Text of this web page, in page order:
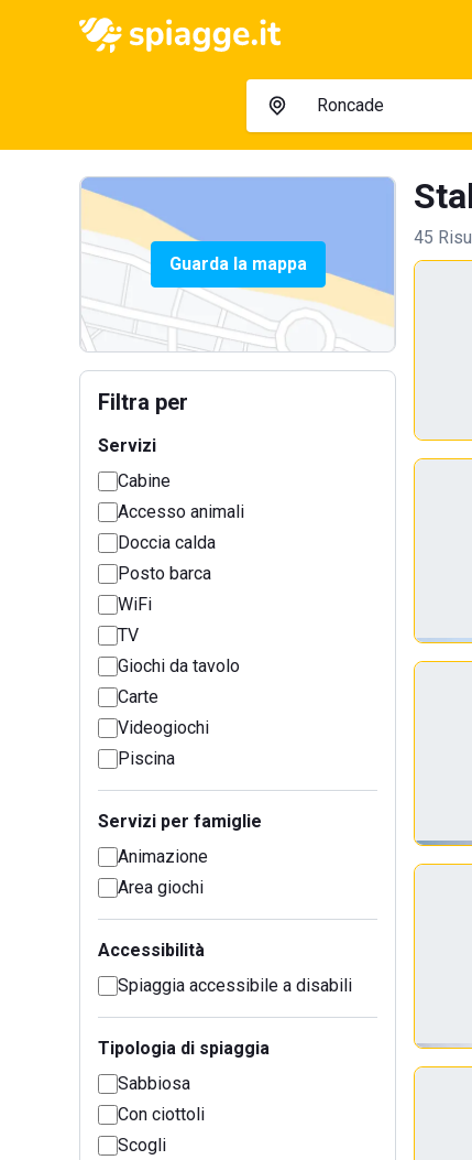
Guarda la mappa
Filtra per
Servizi
Cabine
Accesso animali
Doccia calda
Posto barca
WiFi
TV
Giochi da tavolo
Carte
Videogiochi
Piscina
Servizi per famiglie
Animazione
Area giochi
Accessibilità
Spiaggia accessibile a disabili
Tipologia di spiaggia
Sabbiosa
Con ciottoli
Scogli
45